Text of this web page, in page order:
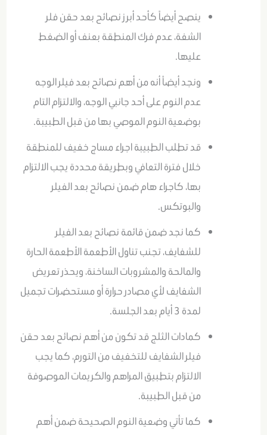
ينصح أيضاً كأحد أبرز نصائح بعد حقن فلر
الشفة، عدم فرك المنطقة بعنف أو الضغط
عليها.
ونجد أيضاً أنه من أهم نصائح بعد فيلر الوجه
عدم النوم على أحد جانبي الوجه، والالتزام التام
بوضعية النوم الموصي بها من قبل الطبيبة.
قد تطلب الطبيبة اجراء مساج خفيف للمنطقة
خلال فترة التعافي وبطريقة محددة يجب الالتزام
بها، كاجراء هام ضمن نصائح بعد الفيلر
والبوتكس.
كما نجد ضمن قائمة نصائح بعد الفيلر
للشفايف، تجنب تناول الأطعمة الأطعمة الحارة
والمالحة والمشروبات الساخنة، ويحذر تعريض
الشفايف لأي مصادر حرارة أو مستحضرات تجميل
لمدة 3 أيام بعد الجلسة.
كمادات الثلج قد تكون من أهم نصائح بعد حقن
فيلر الشفايف للتخفيف من التورم، كما يجب
الالتزام بتطبيق المراهم والكريمات الموصوفة
من قبل الطبيبة.
كما تأتي وضعية النوم الصحيحة ضمن أهم